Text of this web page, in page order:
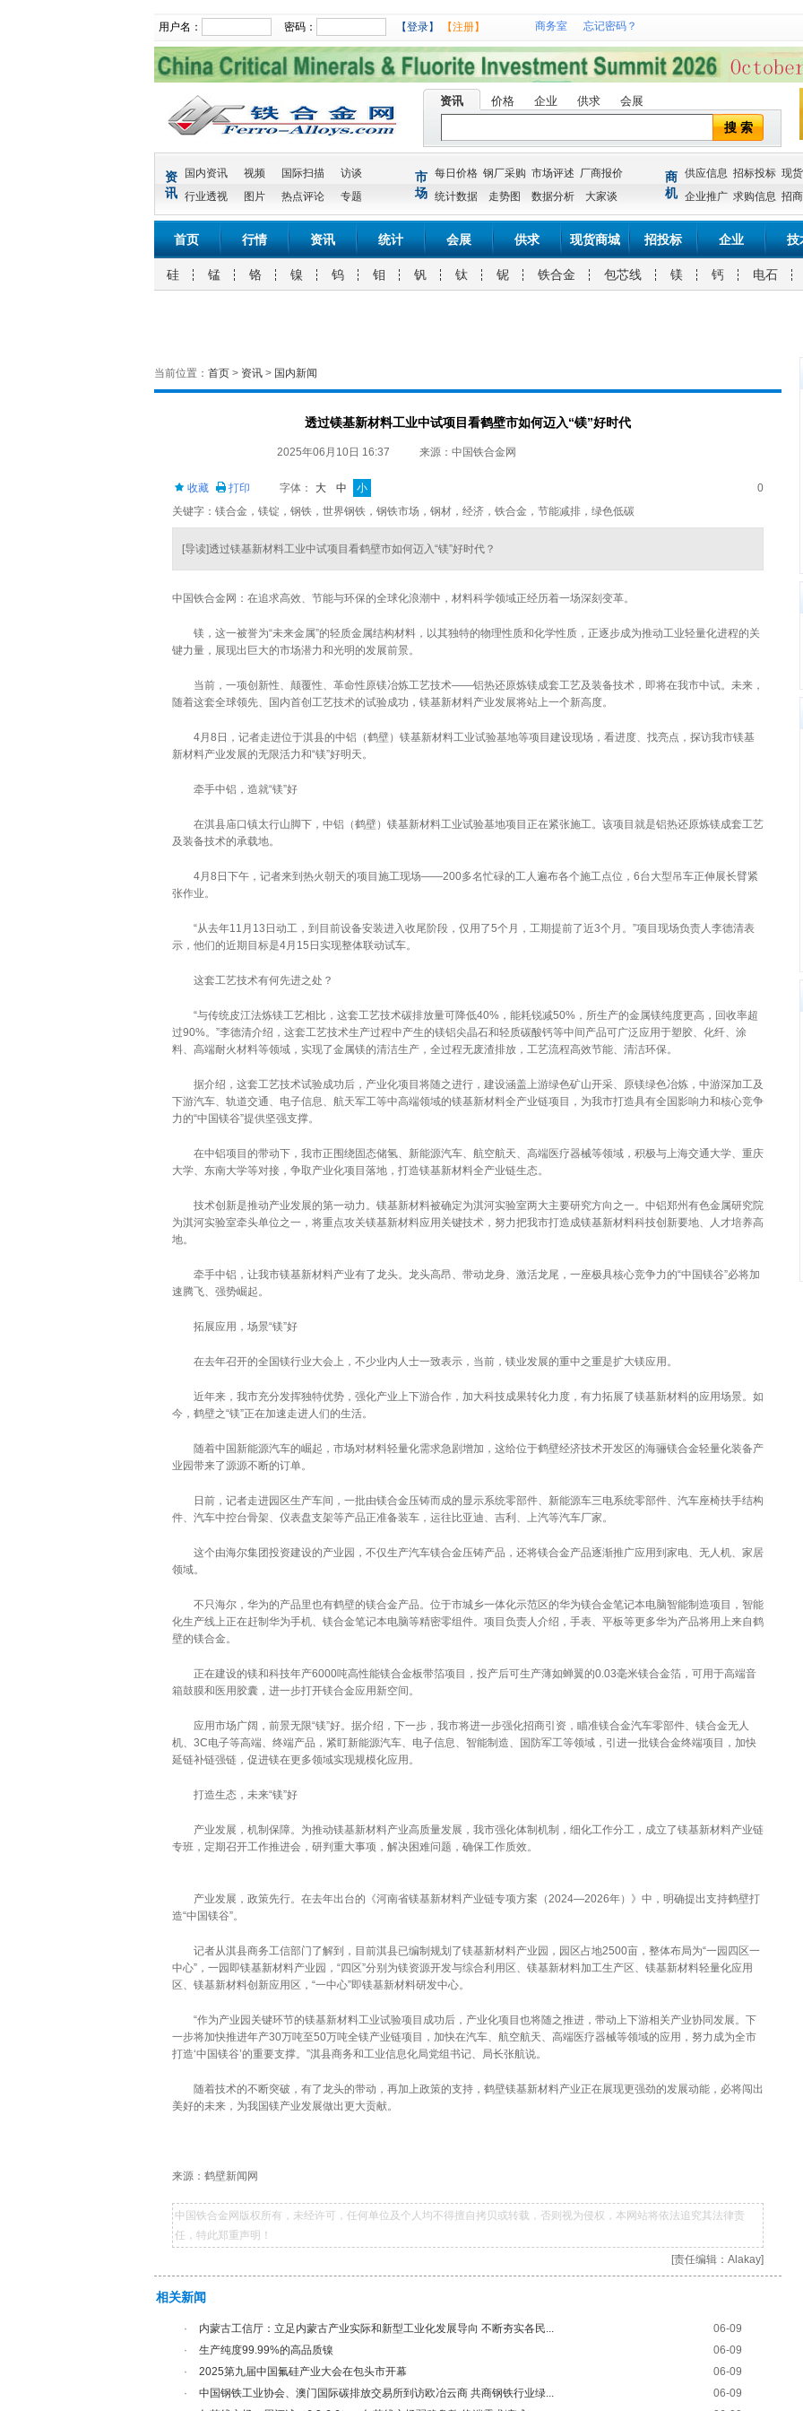
用户名： 密码： 【登录】 【注册】 商务室 忘记密码？
资讯 价格 企业 供求 会展
搜 索
资
讯
国内资讯 视频 国际扫描
访谈
行业透视
图片 热点评论 专题
市
场
每日价格 钢厂采购 市场评述 厂商报价
统计数据
走势图 数据分析 大家谈
商
机
供应信息 招标投标 现
企业推广 求购信息 招
首页 行情 资讯 统计 会展 供求 现货商城 招投标 企业 技
硅 锰 铬 镍 钨 钼 钒 钛 铌 铁合金 包芯线 镁 钙 电石
当前位置： 首页 > 资讯 > 国内新闻
透过镁基新材料工业中试项目看鹤壁市如何迈入“镁”好时代
2025年06月10日 16:37 来源：中国铁合金网
收藏 打印 字体： 大 中 小
0
关键字：镁合金，镁锭，钢铁，世界钢铁，钢铁市场，钢材，经济，铁合金，节能减排，绿色低碳
[导读]透过镁基新材料工业中试项目看鹤壁市如何迈入“镁”好时代？
中国铁合金网：在追求高效、节能与环保的全球化浪潮中，材料科学领域正经历着一场深刻变革。
镁，这一被誉为“未来金属”的轻质金属结构材料，以其独特的物理性质和化学性质，正逐步成为推动工业轻量化进程的关
键力量，展现出巨大的市场潜力和光明的发展前景。
当前，一项创新性、颠覆性、革命性原镁冶炼工艺技术——铝热还原炼镁成套工艺及装备技术，即将在我市中试。未来，
随着这套全球领先、国内首创工艺技术的试验成功，镁基新材料产业发展将站上一个新高度。
4月8日，记者走进位于淇县的中铝（鹤壁）镁基新材料工业试验基地等项目建设现场，看进度、找亮点，探访我市镁基
新材料产业发展的无限活力和“镁”好明天。
牵手中铝，造就“镁”好
在淇县庙口镇太行山脚下，中铝（鹤壁）镁基新材料工业试验基地项目正在紧张施工。该项目就是铝热还原炼镁成套工艺
及装备技术的承载地。
4月8日下午，记者来到热火朝天的项目施工现场——200多名忙碌的工人遍布各个施工点位，6台大型吊车正伸展长臂紧
张作业。
“从去年11月13日动工，到目前设备安装进入收尾阶段，仅用了5个月，工期提前了近3个月。”项目现场负责人李德清表
示，他们的近期目标是4月15日实现整体联动试车。
这套工艺技术有何先进之处？
“与传统皮江法炼镁工艺相比，这套工艺技术碳排放量可降低40%，能耗锐减50%，所生产的金属镁纯度更高，回收率超
过90%。”李德清介绍，这套工艺技术生产过程中产生的镁铝尖晶石和轻质碳酸钙等中间产品可广泛应用于塑胶、化纤、涂
料、高端耐火材料等领域，实现了金属镁的清洁生产，全过程无废渣排放，工艺流程高效节能、清洁环保。
据介绍，这套工艺技术试验成功后，产业化项目将随之进行，建设涵盖上游绿色矿山开采、原镁绿色冶炼，中游深加工及
下游汽车、轨道交通、电子信息、航天军工等中高端领域的镁基新材料全产业链项目，为我市打造具有全国影响力和核心竞争
力的“中国镁谷”提供坚强支撑。
在中铝项目的带动下，我市正围绕固态储氢、新能源汽车、航空航天、高端医疗器械等领域，积极与上海交通大学、重庆
大学、东南大学等对接，争取产业化项目落地，打造镁基新材料全产业链生态。
技术创新是推动产业发展的第一动力。镁基新材料被确定为淇河实验室两大主要研究方向之一。中铝郑州有色金属研究院
为淇河实验室牵头单位之一，将重点攻关镁基新材料应用关键技术，努力把我市打造成镁基新材料科技创新要地、人才培养高
地。
牵手中铝，让我市镁基新材料产业有了龙头。龙头高昂、带动龙身、激活龙尾，一座极具核心竞争力的“中国镁谷”必将加
速腾飞、强势崛起。
拓展应用，场景“镁”好
在去年召开的全国镁行业大会上，不少业内人士一致表示，当前，镁业发展的重中之重是扩大镁应用。
近年来，我市充分发挥独特优势，强化产业上下游合作，加大科技成果转化力度，有力拓展了镁基新材料的应用场景。如
今，鹤壁之“镁”正在加速走进人们的生活。
随着中国新能源汽车的崛起，市场对材料轻量化需求急剧增加，这给位于鹤壁经济技术开发区的海骊镁合金轻量化装备产
业园带来了源源不断的订单。
日前，记者走进园区生产车间，一批由镁合金压铸而成的显示系统零部件、新能源车三电系统零部件、汽车座椅扶手结构
件、汽车中控台骨架、仪表盘支架等产品正准备装车，运往比亚迪、吉利、上汽等汽车厂家。
这个由海尔集团投资建设的产业园，不仅生产汽车镁合金压铸产品，还将镁合金产品逐渐推广应用到家电、无人机、家居
领域。
不只海尔，华为的产品里也有鹤壁的镁合金产品。位于市城乡一体化示范区的华为镁合金笔记本电脑智能制造项目，智能
化生产线上正在赶制华为手机、镁合金笔记本电脑等精密零组件。项目负责人介绍，手表、平板等更多华为产品将用上来自鹤
壁的镁合金。
正在建设的镁和科技年产6000吨高性能镁合金板带箔项目，投产后可生产薄如蝉翼的0.03毫米镁合金箔，可用于高端音
箱鼓膜和医用胶囊，进一步打开镁合金应用新空间。
应用市场广阔，前景无限“镁”好。据介绍，下一步，我市将进一步强化招商引资，瞄准镁合金汽车零部件、镁合金无人
机、3C电子等高端、终端产品，紧盯新能源汽车、电子信息、智能制造、国防军工等领域，引进一批镁合金终端项目，加快
延链补链强链，促进镁在更多领域实现规模化应用。
打造生态，未来“镁”好
产业发展，机制保障。为推动镁基新材料产业高质量发展，我市强化体制机制，细化工作分工，成立了镁基新材料产业链
专班，定期召开工作推进会，研判重大事项，解决困难问题，确保工作质效。
产业发展，政策先行。在去年出台的《河南省镁基新材料产业链专项方案（2024—2026年）》中，明确提出支持鹤壁打
造“中国镁谷”。
记者从淇县商务工信部门了解到，目前淇县已编制规划了镁基新材料产业园，园区占地2500亩，整体布局为“一园四区一
中心”，一园即镁基新材料产业园，“四区”分别为镁资源开发与综合利用区、镁基新材料加工生产区、镁基新材料轻量化应用
区、镁基新材料创新应用区，“一中心”即镁基新材料研发中心。
“作为产业园关键环节的镁基新材料工业试验项目成功后，产业化项目也将随之推进，带动上下游相关产业协同发展。下
一步将加快推进年产30万吨至50万吨全镁产业链项目，加快在汽车、航空航天、高端医疗器械等领域的应用，努力成为全市
打造‘中国镁谷’的重要支撑。”淇县商务和工业信息化局党组书记、局长张航说。
随着技术的不断突破，有了龙头的带动，再加上政策的支持，鹤壁镁基新材料产业正在展现更强劲的发展动能，必将闯出
美好的未来，为我国镁产业发展做出更大贡献。
来源：鹤壁新闻网
中国铁合金网版权所有，未经许可，任何单位及个人均不得擅自拷贝或转载，否则视为侵权，本网站将依法追究其法律责
任，特此郑重声明！
[责任编辑：Alakay]
相关新闻
· 内蒙古工信厅：立足内蒙古产业实际和新型工业化发展导向 不断夯实各民...
06-09
·
生产纯度99.99%的高品质镍
06-09
·
2025第九届中国氟硅产业大会在包头市开幕
06-09
·
中国钢铁工业协会、澳门国际碳排放交易所到访欧冶云商 共商钢铁行业绿...
06-09